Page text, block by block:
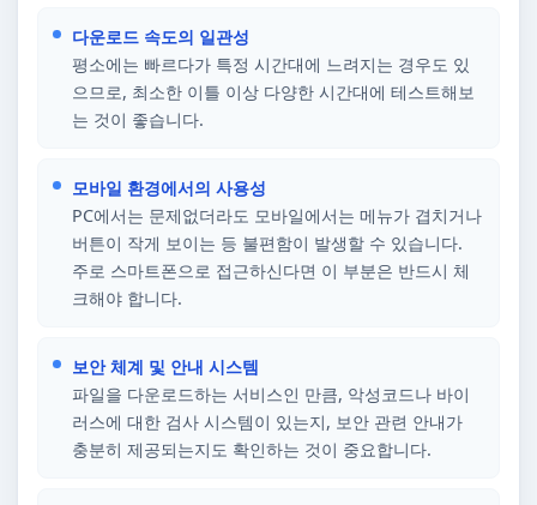
다운로드 속도의 일관성
평소에는 빠르다가 특정 시간대에 느려지는 경우도 있
으므로, 최소한 이틀 이상 다양한 시간대에 테스트해보
는 것이 좋습니다.
모바일 환경에서의 사용성
PC에서는 문제없더라도 모바일에서는 메뉴가 겹치거나
버튼이 작게 보이는 등 불편함이 발생할 수 있습니다.
주로 스마트폰으로 접근하신다면 이 부분은 반드시 체
크해야 합니다.
보안 체계 및 안내 시스템
파일을 다운로드하는 서비스인 만큼, 악성코드나 바이
러스에 대한 검사 시스템이 있는지, 보안 관련 안내가
충분히 제공되는지도 확인하는 것이 중요합니다.